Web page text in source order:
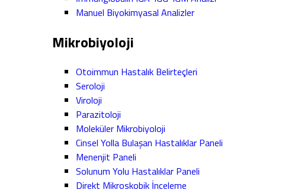
Manuel Biyokimyasal Analizler
Mikrobiyoloji
Otoimmun Hastalık Belirteçleri
Seroloji
Viroloji
Parazitoloji
Moleküler Mikrobiyoloji
Cinsel Yolla Bulaşan Hastalıklar Paneli
Menenjit Paneli
Solunum Yolu Hastalıklar Paneli
Direkt Mikroskobik İnceleme